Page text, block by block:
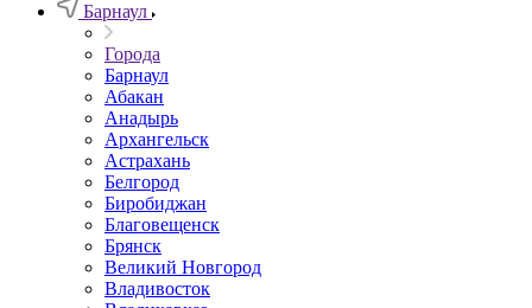
Барнаул
Города
Барнаул
Абакан
Анадырь
Архангельск
Астрахань
Белгород
Биробиджан
Благовещенск
Брянск
Великий Новгород
Владивосток